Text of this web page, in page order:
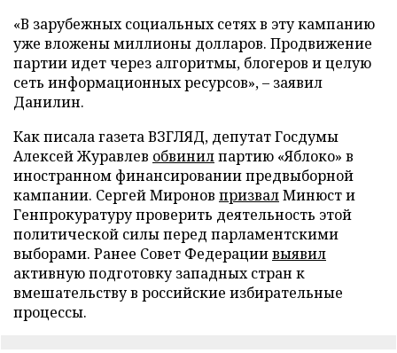
«В зарубежных социальных сетях в эту кампанию
уже вложены миллионы долларов. Продвижение
партии идет через алгоритмы, блогеров и целую
сеть информационных ресурсов», – заявил
Данилин.
Как писала газета ВЗГЛЯД, депутат Госдумы
Алексей Журавлев обвинилпартию «Яблоко» в
иностранном финансировании предвыборной
кампании. Сергей Миронов призвалМинюст и
Генпрокуратуру проверить деятельность этой
политической силы перед парламентскими
выборами. Ранее Совет Федерациивыявил
активную подготовку западных стран к
вмешательству в российские избирательные
процессы.